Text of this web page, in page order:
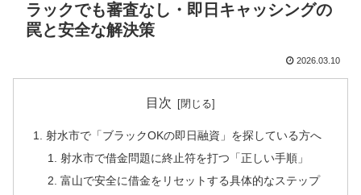
ラックでも審査なし・即日キャッシングの
罠と安全な解決策
2026.03.10
目次
射水市で「ブラックOKの即日融資」を探している方へ
射水市で借金問題に終止符を打つ「正しい手順」
富山で安全に借金をリセットする具体的なステップ